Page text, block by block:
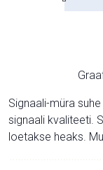
Signaali-müra
signaali kvaliteeti.
loetakse heaks.